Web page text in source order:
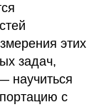
этих
задач,
научиться
с